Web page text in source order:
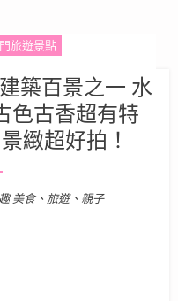
旅遊景點
築百景之一 水
色古香超有特
緻超好拍！
Posted on
美食、旅遊、親子